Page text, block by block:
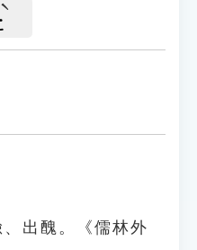
出醜。《儒林外